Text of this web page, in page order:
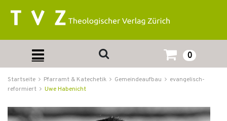
0
Startseite Pfarramt & Katechetik Gemeindeaufbau
evangelisch-
reformiert
Uwe Habenicht